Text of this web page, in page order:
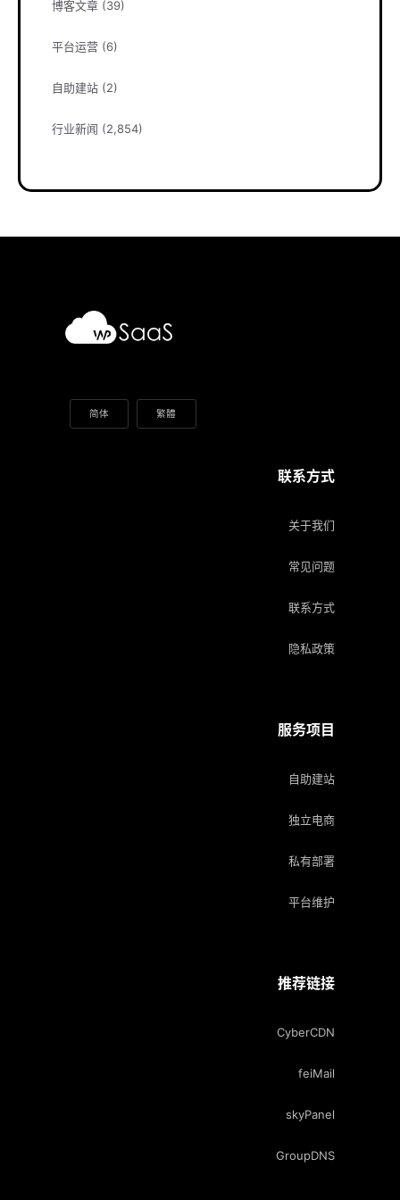
博客文章 (39)
平台运营 (6)
自助建站 (2)
行业新闻 (2,854)
简体 繁體
联系方式
关于我们
常见问题
联系方式
隐私政策
服务项目
自助建站
独立电商
私有部署
平台维护
推荐链接
CyberCDN
feiMail
skyPanel
GroupDNS